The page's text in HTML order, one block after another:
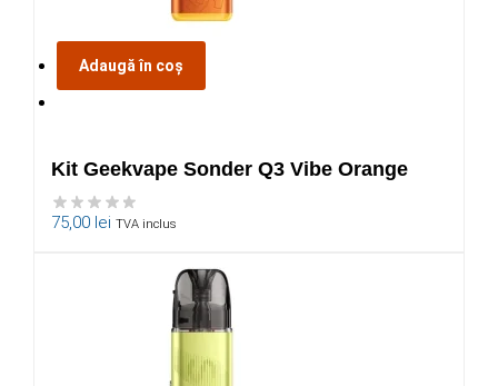
Adaugă în coș
Kit Geekvape Sonder Q3 Vibe Orange
75,00 lei TVA inclus